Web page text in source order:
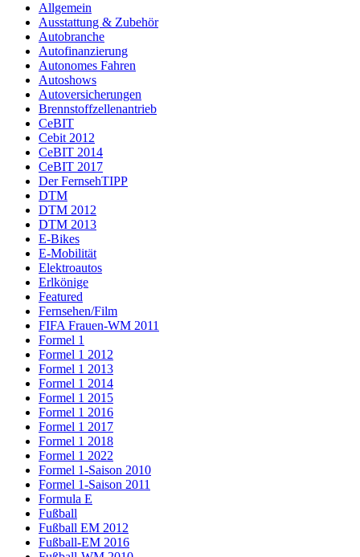
Allgemein
Ausstattung & Zubehör
Autobranche
Autofinanzierung
Autonomes Fahren
Autoshows
Autoversicherungen
Brennstoffzellenantrieb
CeBIT
Cebit 2012
CeBIT 2014
CeBIT 2017
Der FernsehTIPP
DTM
DTM 2012
DTM 2013
E-Bikes
E-Mobilität
Elektroautos
Erlkönige
Featured
Fernsehen/Film
FIFA Frauen-WM 2011
Formel 1
Formel 1 2012
Formel 1 2013
Formel 1 2014
Formel 1 2015
Formel 1 2016
Formel 1 2017
Formel 1 2018
Formel 1 2022
Formel 1-Saison 2010
Formel 1-Saison 2011
Formula E
Fußball
Fußball EM 2012
Fußball-EM 2016